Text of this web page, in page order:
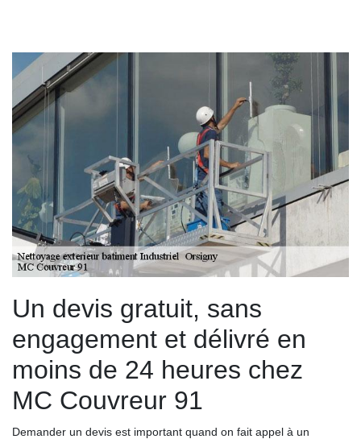
Un devis gratuit, sans
engagement et délivré en
moins de 24 heures chez
MC Couvreur 91
Demander un devis est important quand on fait appel à un